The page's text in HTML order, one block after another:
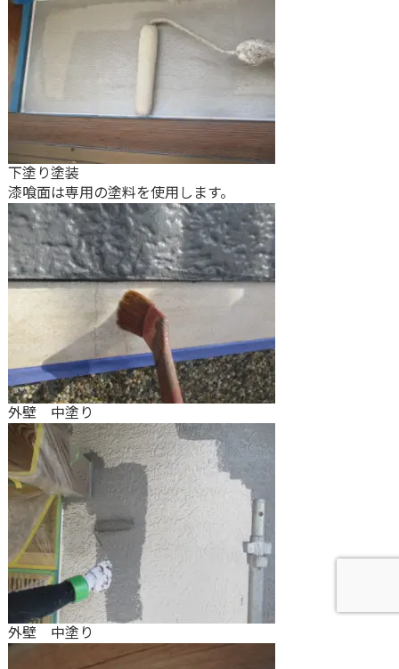
下塗り塗装
漆喰面は専用の塗料を使用します。
外壁 中塗り
外壁 中塗り